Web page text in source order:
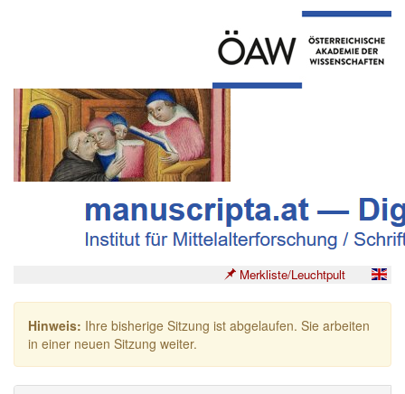
Merkliste/Leuchtpult
Hinweis: Ihre bisherige Sitzung ist abgelaufen. Sie arbeiten
in einer neuen Sitzung weiter.